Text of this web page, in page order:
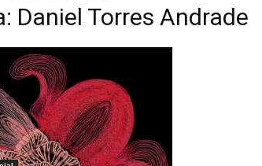
Daniel Torres Andrade